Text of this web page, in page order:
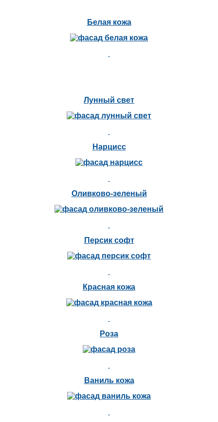
Белая кожа
Лунный свет
Нарцисс
Оливково-зеленый
Персик софт
Красная кожа
Роза
Ваниль кожа